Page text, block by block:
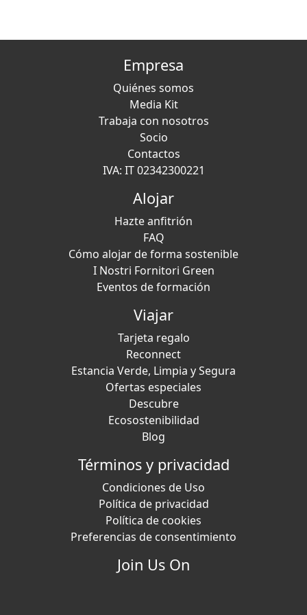
Empresa
Quiénes somos
Media Kit
Trabaja con nosotros
Socio
Contactos
IVA: IT 02342300221
Alojar
Hazte anfitrión
FAQ
Cómo alojar de forma sostenible
I Nostri Fornitori Green
Eventos de formación
Viajar
Tarjeta regalo
Reconnect
Estancia Verde, Limpia y Segura
Ofertas especiales
Descubre
Ecosostenibilidad
Blog
Términos y privacidad
Condiciones de Uso
Política de privacidad
Política de cookies
Preferencias de consentimiento
Join Us On